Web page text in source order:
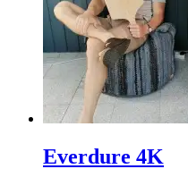
Everdure 4K